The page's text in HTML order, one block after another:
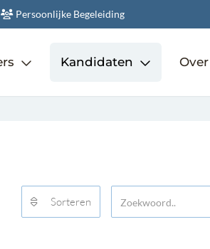
Sorteren
Persoonlijke Begeleiding
Kandidaten